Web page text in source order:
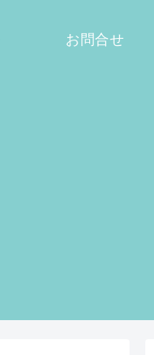
お問合せ